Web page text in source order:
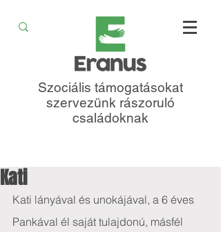
Szociális támogatásokat
szervezünk rászoruló
családoknak
Kati
Kati lányával és unokájával, a 6 éves
Pankával él saját tulajdonú, másfél